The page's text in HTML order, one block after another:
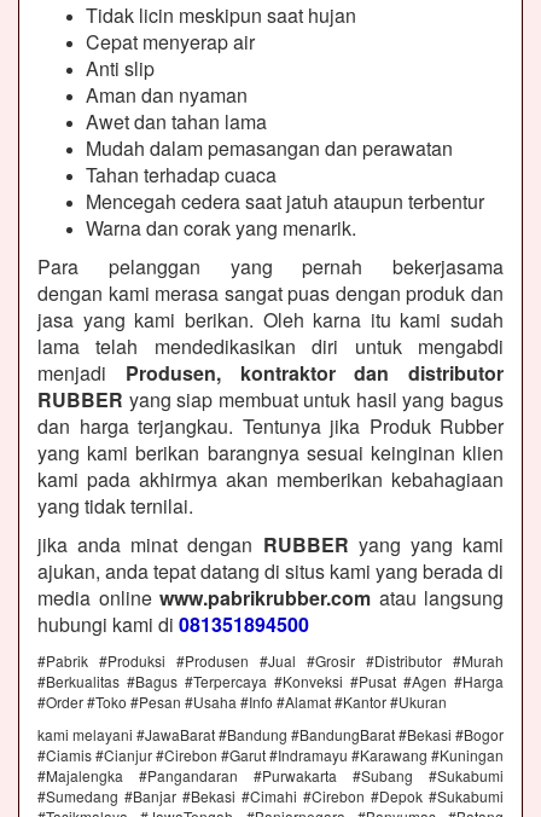
Tidak licin meskipun saat hujan
Cepat menyerap air
Anti slip
Aman dan nyaman
Awet dan tahan lama
Mudah dalam pemasangan dan perawatan
Tahan terhadap cuaca
Mencegah cedera saat jatuh ataupun terbentur
Warna dan corak yang menarik.
Para pelanggan yang pernah bekerjasama
dengan kami merasa sangat puas dengan produk dan
jasa yang kami berikan. Oleh karna itu kami sudah
lama telah mendedikasikan diri untuk mengabdi
menjadi Produsen, kontraktor dan distributor
RUBBER yang siap membuat untuk hasil yang bagus
dan harga terjangkau. Tentunya jika Produk Rubber
yang kami berikan barangnya sesuai keinginan klien
kami pada akhirmya akan memberikan kebahagiaan
yang tidak ternilai.
jika anda minat dengan RUBBER yang yang kami
ajukan, anda tepat datang di situs kami yang berada di
media online www.pabrikrubber.com atau langsung
hubungi kami di 081351894500
#Pabrik #Produksi #Produsen #Jual #Grosir #Distributor #Murah
#Berkualitas #Bagus #Terpercaya #Konveksi #Pusat #Agen #Harga
#Order #Toko #Pesan #Usaha #Info #Alamat #Kantor #Ukuran
kami melayani #JawaBarat #Bandung #BandungBarat #Bekasi #Bogor
#Ciamis #Cianjur #Cirebon #Garut #Indramayu #Karawang #Kuningan
#Majalengka #Pangandaran #Purwakarta #Subang #Sukabumi
#Sumedang #Banjar #Bekasi #Cimahi #Cirebon #Depok #Sukabumi